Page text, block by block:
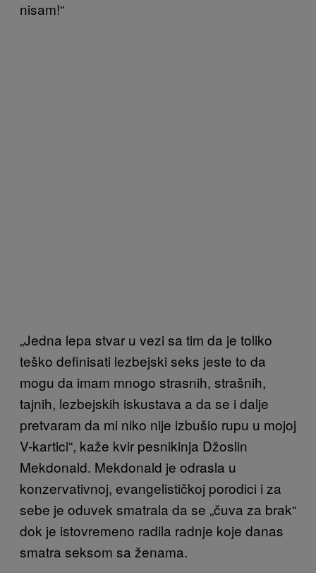
nisam!“
„Jedna lepa stvar u vezi sa tim da je toliko
teško definisati lezbejski seks jeste to da
mogu da imam mnogo strasnih, strašnih,
tajnih, lezbejskih iskustava a da se i dalje
pretvaram da mi niko nije izbušio rupu u mojoj
V-kartici“, kaže kvir pesnikinja Džoslin
Mekdonald. Mekdonald je odrasla u
konzervativnoj, evangelističkoj porodici i za
sebe je oduvek smatrala da se „čuva za brak“
dok je istovremeno radila radnje koje danas
smatra seksom sa ženama.